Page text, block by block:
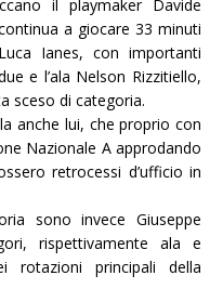
il playmaker Davide
a giocare 33 minuti
Ianes, con importanti
e l’ala Nelson Rizzitiello,
sceso di categoria.
anche lui, che proprio con
Nazionale A approdando
retrocessi d’ufficio in
sono invece Giuseppe
rispettivamente ala e
rotazioni principali della